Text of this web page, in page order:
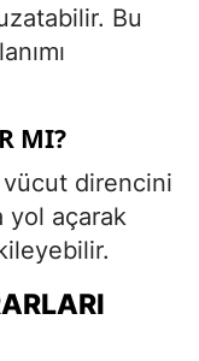
Bu
MI?
direncini
yol açarak